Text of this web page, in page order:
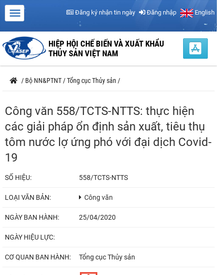
Đăng ký nhận tin ngày Đăng nhập English
HIỆP HỘI CHẾ BIẾN VÀ XUẤT KHẨU
THỦY SẢN VIỆT NAM
/ Bộ NN&PTNT /Tổng cục Thủy sản /
Công văn 558/TCTS-NTTS: thực hiện
các giải pháp ổn định sản xuất, tiêu thụ
tôm nước lợ ứng phó với đại dịch Covid-
19
SỐ HIỆU: 558/TCTS-NTTS
LOẠI VĂN BẢN: Công văn
NGÀY BAN HÀNH: 25/04/2020
NGÀY HIỆU LỰC:
CƠ QUAN BAN HÀNH: Tổng cục Thủy sản